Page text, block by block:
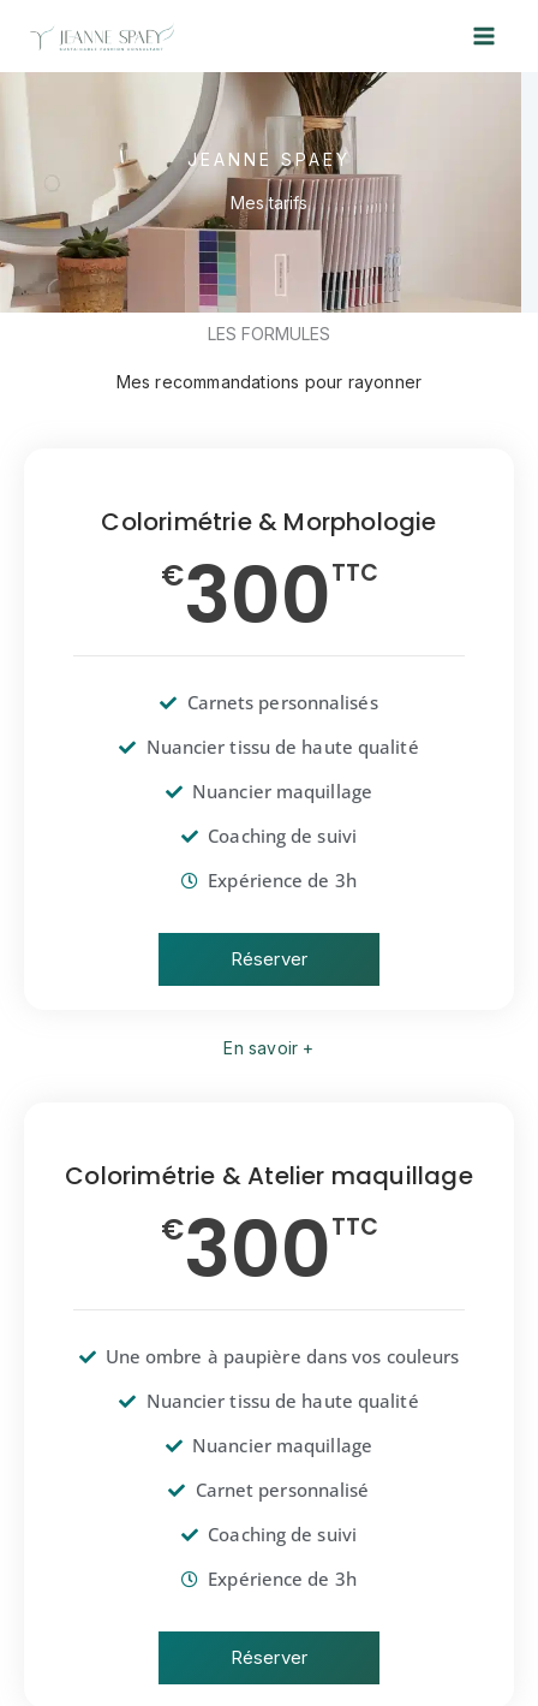
content
JEANNE SPAEY
Mes tarifs
LES FORMULES
Mes recommandations pour rayonner
Colorimétrie & Morphologie
€300TTC
Carnets personnalisés
Nuancier tissu de haute qualité
Nuancier maquillage
Coaching de suivi
Expérience de 3h
Réserver
En savoir +
Colorimétrie & Atelier maquillage
€300TTC
Une ombre à paupière dans vos couleurs
Nuancier tissu de haute qualité
Nuancier maquillage
Carnet personnalisé
Coaching de suivi
Expérience de 3h
Réserver